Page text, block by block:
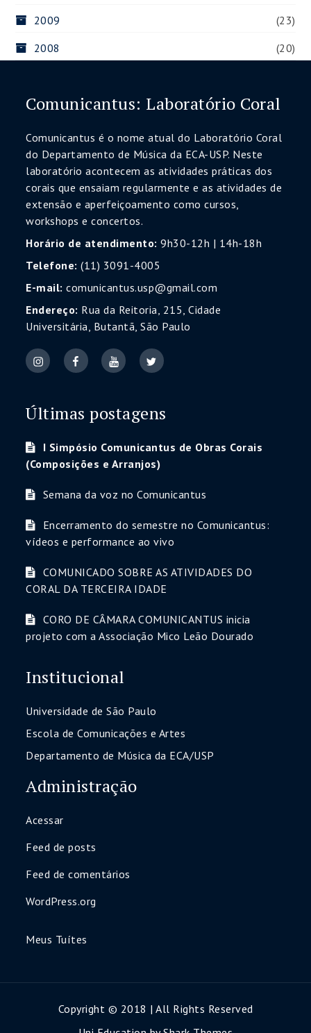
2009
(23)
2008
(20)
Comunicantus: Laboratório Coral
Comunicantus é o nome atual do Laboratório Coral
do Departamento de Música da ECA-USP. Neste
laboratório acontecem as atividades práticas dos
corais que ensaiam regularmente e as atividades de
extensão e aperfeiçoamento como cursos,
workshops e concertos.
Horário de atendimento: 9h30-12h | 14h-18h
Telefone: (11) 3091-4005
E-mail: comunicantus.usp@gmail.com
Endereço: Rua da Reitoria, 215, Cidade
Universitária, Butantã, São Paulo
Últimas postagens
I Simpósio Comunicantus de Obras Corais
(Composições e Arranjos)
Semana da voz no Comunicantus
Encerramento do semestre no Comunicantus:
vídeos e performance ao vivo
COMUNICADO SOBRE AS ATIVIDADES DO
CORAL DA TERCEIRA IDADE
CORO DE CÂMARA COMUNICANTUS inicia
projeto com a Associação Mico Leão Dourado
Institucional
Universidade de São Paulo
Escola de Comunicações e Artes
Departamento de Música da ECA/USP
Administração
Acessar
Feed de posts
Feed de comentários
WordPress.org
Meus Tuítes
Copyright © 2018 | All Rights Reserved